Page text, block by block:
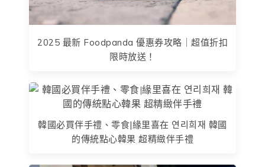
2025 最新 Foodpanda 優惠券攻略｜超值折扣
限時放送！
韓國必買伴手禮、零食|緣里喜在 연리희재 韓國
的傳統點心韓果 超精緻伴手禮